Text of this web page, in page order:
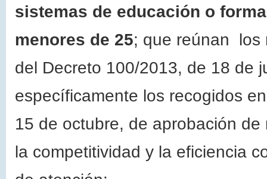
sistemas de educación o
menores de 25; que reúnan los
del Decreto 100/2013, de 18 de
específicamente los recogidos
15 de octubre, de aprobación
la competitividad y la eficiencia